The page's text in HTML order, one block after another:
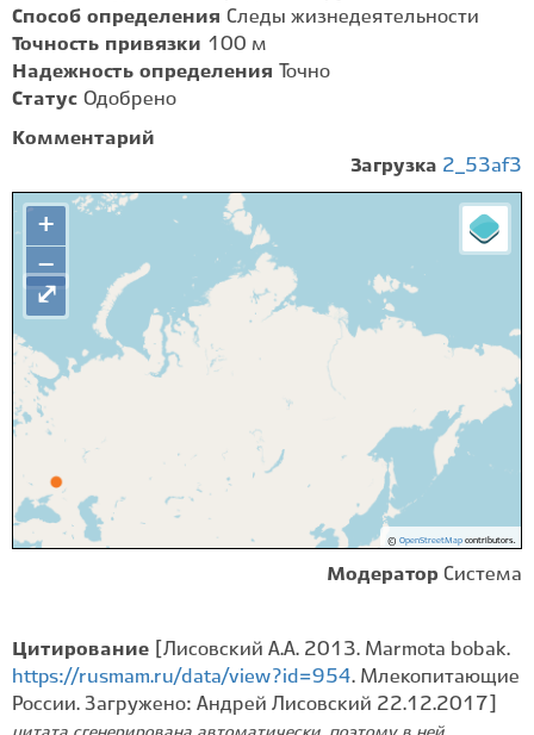
Способ определения Следы жизнедеятельности
Точность привязки 100 м
Надежность определения
Точно
Статус Одобрено
Комментарий
Загрузка 2_53af3
+
−
© OpenStreetMapcontributors.
⤢
Модератор Система
Цитирование
[Лисовский А.А. 2013. Marmota bobak.
https://rusmam.ru/data/view?id=954. Млекопитающие
России. Загружено: Андрей Лисовский 22.12.2017]